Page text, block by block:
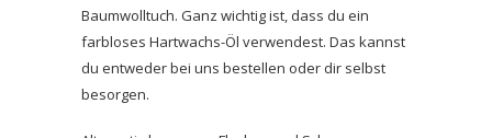
Baumwolltuch. Ganz wichtig ist, dass du ein
farbloses Hartwachs-Öl verwendest. Das kannst
du entweder bei uns bestellen oder dir selbst
besorgen.